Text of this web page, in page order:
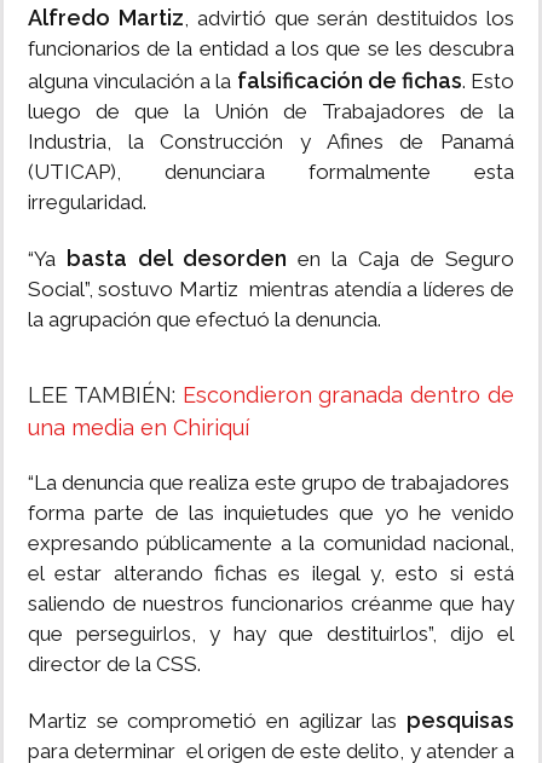
Alfredo Martiz, advirtió que serán destituidos los
funcionarios de la entidad a los que se les descubra
alguna vinculación a la falsificación de fichas. Esto
luego de que la Unión de Trabajadores de la
Industria, la Construcción y Afines de Panamá
(UTICAP), denunciara formalmente esta
irregularidad.
“Ya basta del desorden en la Caja de Seguro
Social”, sostuvo Martiz mientras atendía a líderes de
la agrupación que efectuó la denuncia.
LEE TAMBIÉN: Escondieron granada dentro de
una media en Chiriquí
“La denuncia que realiza este grupo de trabajadores
forma parte de las inquietudes que yo he venido
expresando públicamente a la comunidad nacional,
el estar alterando fichas es ilegal y, esto si está
saliendo de nuestros funcionarios créanme que hay
que perseguirlos, y hay que destituirlos”, dijo el
director de la CSS.
Martiz se comprometió en agilizar las pesquisas
para determinar el origen de este delito, y atender a